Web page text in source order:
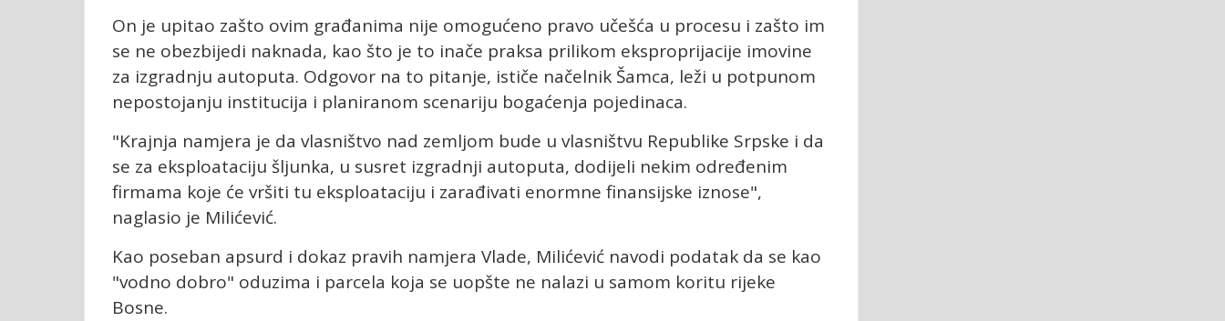
On je upitao zašto ovim građanima nije omogućeno pravo učešća u procesu i zašto im
se ne obezbijedi naknada, kao što je to inače praksa prilikom eksproprijacije imovine
za izgradnju autoputa. Odgovor na to pitanje, ističe načelnik Šamca, leži u potpunom
nepostojanju institucija i planiranom scenariju bogaćenja pojedinaca.
"Krajnja namjera je da vlasništvo nad zemljom bude u vlasništvu Republike Srpske i da
se za eksploataciju šljunka, u susret izgradnji autoputa, dodijeli nekim određenim
firmama koje će vršiti tu eksploataciju i zarađivati enormne finansijske iznose",
naglasio je Milićević.
Kao poseban apsurd i dokaz pravih namjera Vlade, Milićević navodi podatak da se kao
"vodno dobro" oduzima i parcela koja se uopšte ne nalazi u samom koritu rijeke
Bosne.